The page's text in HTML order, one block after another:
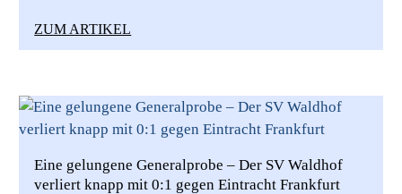
ZUM ARTIKEL
Eine gelungene Generalprobe – Der SV Waldhof
verliert knapp mit 0:1 gegen Eintracht Frankfurt